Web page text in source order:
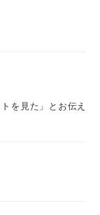
を見た」とお伝え